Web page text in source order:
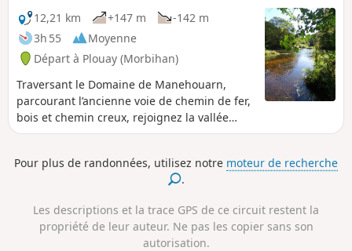
12,21 km
+147 m
-142 m
3h 55
Moyenne
Départ à Plouay (Morbihan)
Traversant le Domaine de Manehouarn,
parcourant l’ancienne voie de chemin de fer,
bois et chemin creux, rejoignez la vallée
encaissée de Pontkalleg où serpente la
Une magnifique randonnée au cœur de la
nature à la découverte du patrimoine et de
Pour plus de randonnées, utilisez notre moteur de recherche
.
Les descriptions et la trace GPS de ce circuit restent la
propriété de leur auteur. Ne pas les copier sans son
autorisation.